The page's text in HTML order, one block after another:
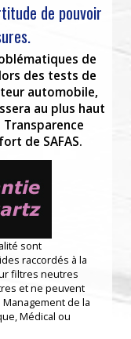
de pouvoir
de
des tests de
automobile,
au plus haut
de SAFAS.
sont
raccordés à la
filtres neutres
et ne peuvent
de la
Médical ou